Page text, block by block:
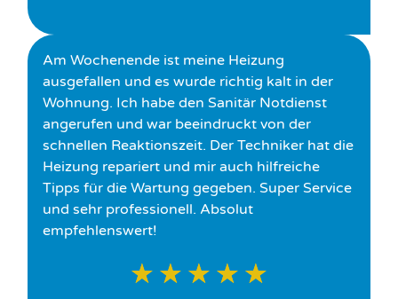
Am Wochenende ist meine Heizung
ausgefallen und es wurde richtig kalt in der
Wohnung. Ich habe den Sanitär Notdienst
angerufen und war beeindruckt von der
schnellen Reaktionszeit. Der Techniker hat die
Heizung repariert und mir auch hilfreiche
Tipps für die Wartung gegeben. Super Service
und sehr professionell. Absolut
empfehlenswert!
★ ★ ★ ★ ★